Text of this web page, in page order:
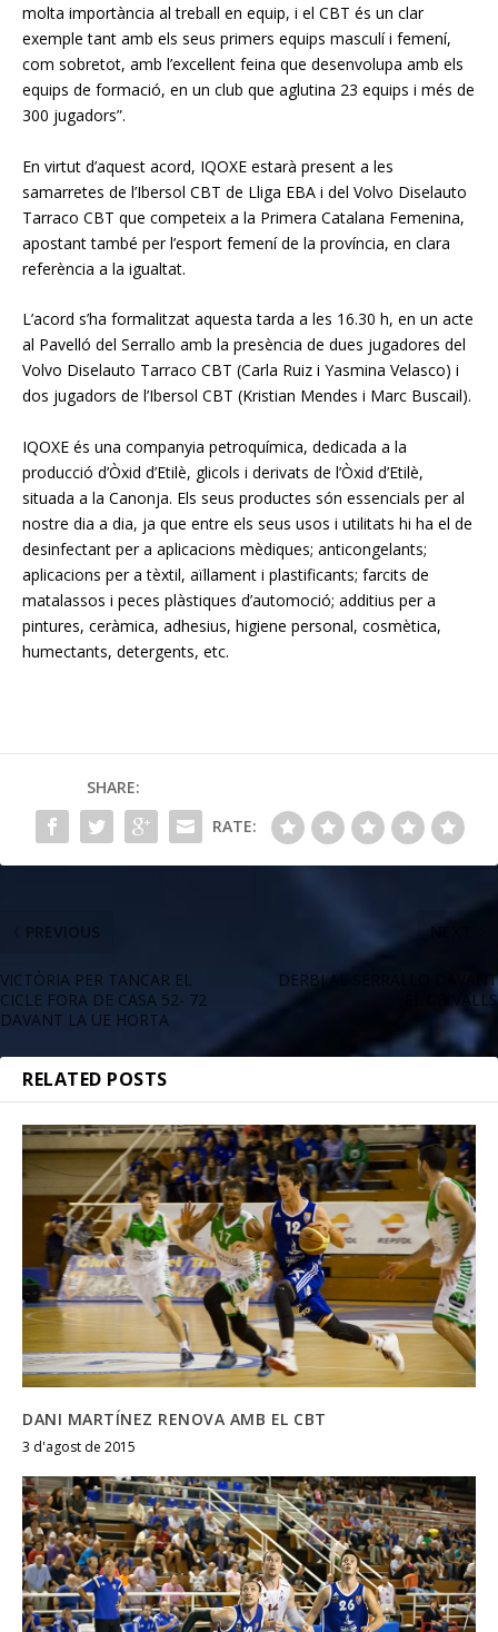
molta importància al treball en equip, i el CBT és un clar
exemple tant amb els seus primers equips masculí i femení,
com sobretot, amb l’excel·lent feina que desenvolupa amb els
equips de formació, en un club que aglutina 23 equips i més de
300 jugadors”.
En virtut d’aquest acord, IQOXE estarà present a les
samarretes de l’Ibersol CBT de Lliga EBA i del Volvo Diselauto
Tarraco CBT que competeix a la Primera Catalana Femenina,
apostant també per l’esport femení de la província, en clara
referència a la igualtat.
L’acord s’ha formalitzat aquesta tarda a les 16.30 h, en un acte
al Pavelló del Serrallo amb la presència de dues jugadores del
Volvo Diselauto Tarraco CBT (Carla Ruiz i Yasmina Velasco) i
dos jugadors de l’Ibersol CBT (Kristian Mendes i Marc Buscail).
IQOXE és una companyia petroquímica, dedicada a la
producció d’Òxid d’Etilè, glicols i derivats de l’Òxid d’Etilè,
situada a la Canonja. Els seus productes són essencials per al
nostre dia a dia, ja que entre els seus usos i utilitats hi ha el de
desinfectant per a aplicacions mèdiques; anticongelants;
aplicacions per a tèxtil, aïllament i plastificants; farcits de
matalassos i peces plàstiques d’automoció; additius per a
pintures, ceràmica, adhesius, higiene personal, cosmètica,
humectants, detergents, etc.
SHARE:
RATE:
PREVIOUS
VICTÒRIA PER TANCAR EL
CICLE FORA DE CASA 52- 72
DAVANT LA UE HORTA
NEXT
DERBI AL SERRALLO DAVANT
EL CB VALLS
RELATED POSTS
DANI MARTÍNEZ RENOVA AMB EL CBT
3 d'agost de 2015